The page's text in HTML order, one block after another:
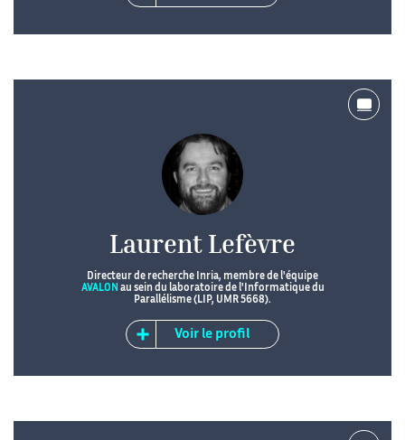
Laurent Lefèvre
Directeur de recherche Inria, membre de l'équipe
AVALON au sein du laboratoire de l'Informatique du
Parallélisme (LIP, UMR 5668).
Voir le profil